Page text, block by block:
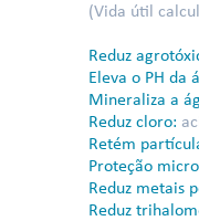
(Vida útil
Reduz
Eleva o PH da
Mineraliza a
Reduz cloro:
Retém
Proteção
Reduz metais
Reduz